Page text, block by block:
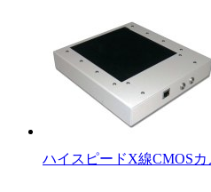
ハイスピードX線CMOS